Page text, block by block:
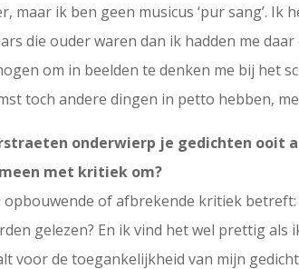
maar ik ben geen musicus ‘pur sang’.
die ouder waren dan ik hadden me
om in beelden te denken me bij het
toch andere dingen in petto hebben,
onderwierp je gedichten ooit
met kritiek om?
opbouwende of afbrekende kritiek
gelezen? En ik vind het wel prettig als
voor de toegankelijkheid van mijn